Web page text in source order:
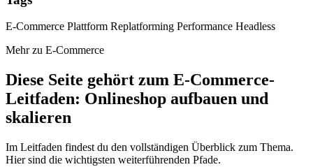
E-Commerce Plattform Replatforming Performance Headless
Mehr zu E-Commerce
Diese Seite gehört zum E-Commerce-
Leitfaden: Onlineshop aufbauen und
skalieren
Im Leitfaden findest du den vollständigen Überblick zum Thema.
Hier sind die wichtigsten weiterführenden Pfade.